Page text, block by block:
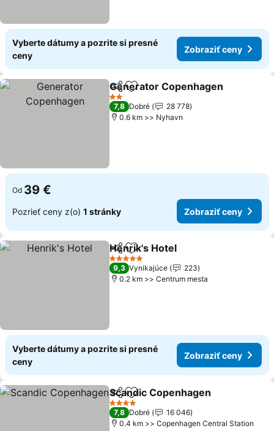
Vyberte dátumy a pozrite si presné
ceny
Zobraziť ceny
ZdieľaťPridať do obľúbených
Generator Copenhagen
2 Počet hviezdičiek
7,8 Dobré
28 778
0.6 km >> Nyhavn
Od 39 €
Pozrieť ceny z(o) 1 stránky Zobraziť ceny
ZdieľaťPridať do obľúbených
Henrik's Hotel
5 Počet hviezdičiek
9,3 Vynikajúce
223
0.2 km >> Centrum mesta
Vyberte dátumy a pozrite si presné
ceny
Zobraziť ceny
ZdieľaťPridať do obľúbených
Scandic Copenhagen
4 Počet hviezdičiek
7,8 Dobré
16 046
0.4 km >> Copenhagen Central Station